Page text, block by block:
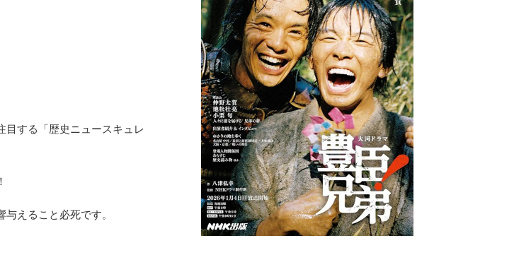
目する「歴史ニュースキュレ
えること必死です。